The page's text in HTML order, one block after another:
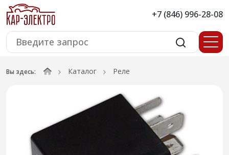
+7 (846) 996-28-08
Вы здесь: Каталог Реле